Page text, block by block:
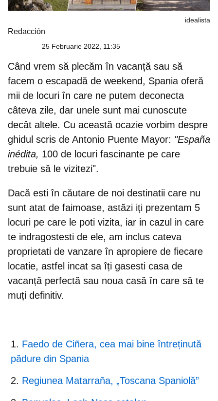
idealista
Redacción
25 Februarie 2022, 11:35
Când vrem să plecăm în vacanță sau să
facem o escapadă de weekend, Spania oferă
mii de locuri în care ne putem deconecta
câteva zile, dar unele sunt mai cunoscute
decât altele. Cu această ocazie vorbim despre
ghidul scris de Antonio Puente Mayor: "España
inédita, 100 de locuri fascinante pe care
trebuie să le vizitezi".
Dacă esti în căutare de noi destinatii care nu
sunt atat de faimoase, astăzi iți prezentam 5
locuri pe care le poti vizita, iar in cazul in care
te indragostesti de ele, am inclus cateva
proprietati de vanzare în apropiere de fiecare
locatie, astfel incat saîți gasesti casa de
vacanță perfectă sau noua casă în care să te
muți definitiv.
Faedo de Ciñera, cea mai bine întreținută
pădure din Spania
Regiunea Matarraña, „Toscana Spaniolă”